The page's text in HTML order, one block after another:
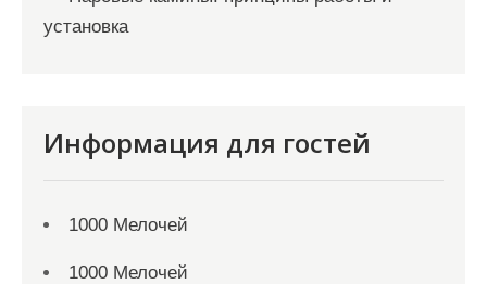
установка
Информация для гостей
1000 Мелочей
1000 Мелочей